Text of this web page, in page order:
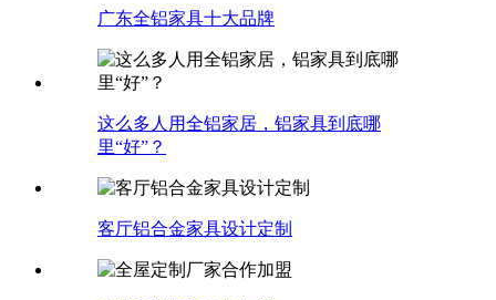
广东全铝家具十大品牌
这么多人用全铝家居，铝家具到底哪
里“好”？
客厅铝合金家具设计定制